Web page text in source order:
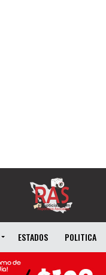
ESTADOS POLITICA